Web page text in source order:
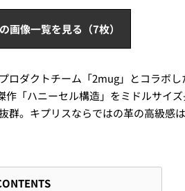
画像一覧を見る（7枚）
ロダクトチーム「2mug」とコラボ
「ハニーセル構造」をミドルサイ
群。キプリスならではの革の高級感